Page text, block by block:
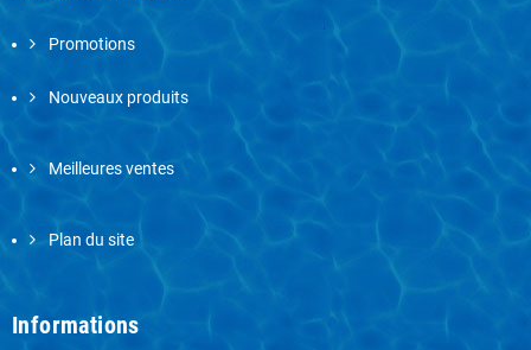
Promotions
Nouveaux produits
Meilleures ventes
Plan du site
Informations